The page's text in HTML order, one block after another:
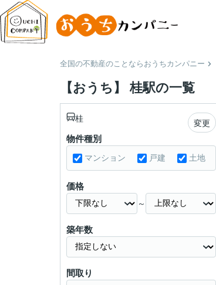
全国の不動産のことならおうちカンパニー
【おうち】 桂駅の一覧
桂 変更
物件種別
マンション 戸建 土地
価格
～
築年数
間取り